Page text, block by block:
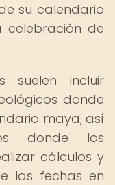
su calendario
de
suelen incluir
donde
maya, así
donde los
cálculos y
las fechas en